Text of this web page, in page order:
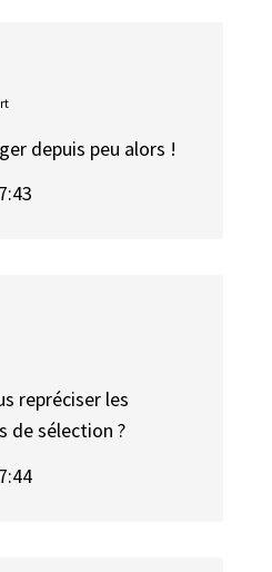
depuis peu alors !
repréciser les
de sélection ?